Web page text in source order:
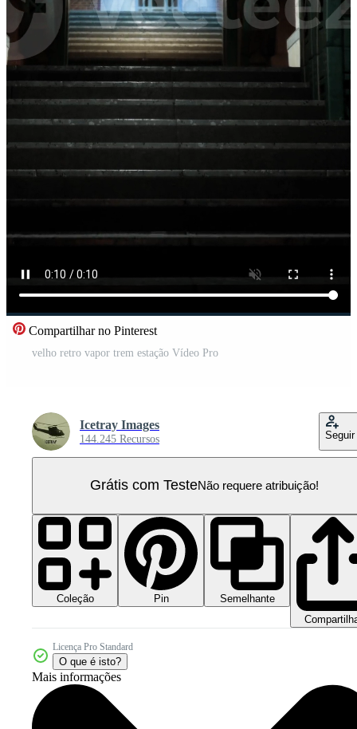
Compartilhar no Pinterest
velho retro vapor trem estação Vídeo Pro
Icetray Images
144.245 Recursos Seguir
Grátis com TesteNão requere atribuição!
Coleção Pin
Semelhante
Licença Pro Standard
O que é isto?
Mais informações